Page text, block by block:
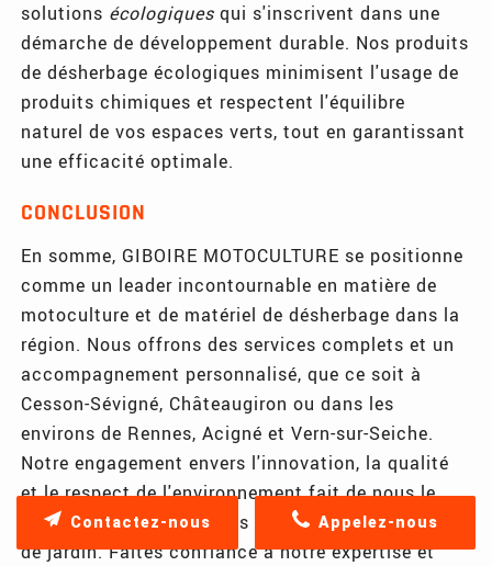
solutions écologiques qui s'inscrivent dans une
démarche de développement durable. Nos produits
de désherbage écologiques minimisent l'usage de
produits chimiques et respectent l'équilibre
naturel de vos espaces verts, tout en garantissant
une efficacité optimale.
CONCLUSION
En somme, GIBOIRE MOTOCULTURE se positionne
comme un leader incontournable en matière de
motoculture et de matériel de désherbage dans la
région. Nous offrons des services complets et un
accompagnement personnalisé, que ce soit à
Cesson-Sévigné, Châteaugiron ou dans les
environs de Rennes, Acigné et Vern-sur-Seiche.
Notre engagement envers l'innovation, la qualité
et le respect de l'environnement fait de nous le
partenaire idéal pour tous vos projets d'entretien
de jardin. Faites confiance à notre expertise et
Appelez-nous
Contactez-nous